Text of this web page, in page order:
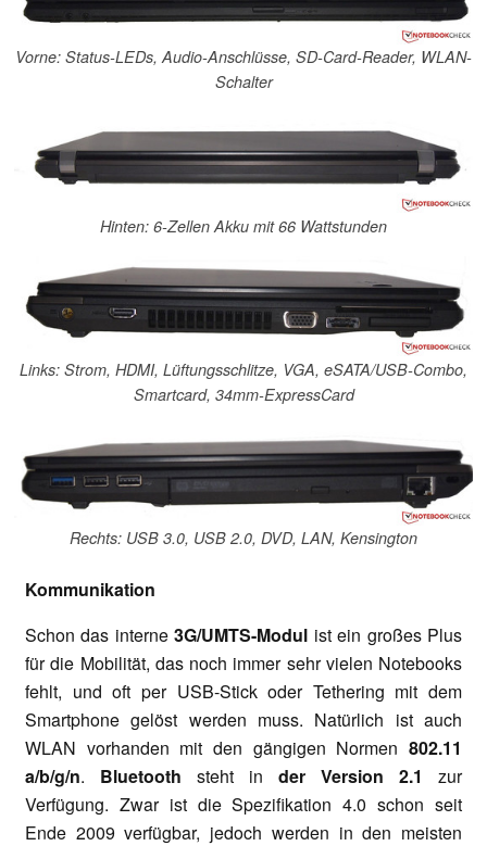
Vorne: Status-LEDs, Audio-Anschlüsse, SD-Card-Reader, WLAN-
Schalter
Hinten: 6-Zellen Akku mit 66 Wattstunden
Links: Strom, HDMI, Lüftungsschlitze, VGA, eSATA/USB-Combo,
Smartcard, 34mm-ExpressCard
Rechts: USB 3.0, USB 2.0, DVD, LAN, Kensington
Kommunikation
Schon das interne3G/UMTS-Modul ist ein großes Plus
für die Mobilität, das noch immer sehr vielen Notebooks
fehlt, und oft per USB-Stick oder Tethering mit dem
Smartphone gelöst werden muss. Natürlich ist auch
WLAN vorhanden mit den gängigen Normen 802.11
a/b/g/n. Bluetooth steht in der Version 2.1
zur
Verfügung. Zwar ist die Spezifikation 4.0 schon seit
Ende 2009 verfügbar, jedoch werden in den meisten